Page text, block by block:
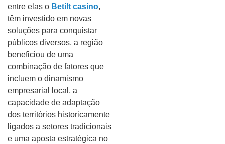
entre elas o Betilt casino,
têm investido em novas
soluções para conquistar
públicos diversos, a região
beneficiou de uma
combinação de fatores que
incluem o dinamismo
empresarial local, a
capacidade de adaptação
dos territórios historicamente
ligados a setores tradicionais
e uma aposta estratégica no